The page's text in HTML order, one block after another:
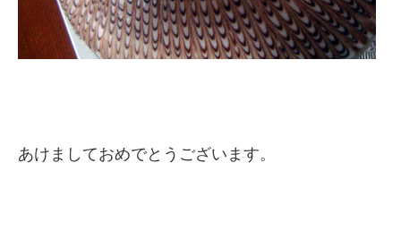
あけましておめでとうございます。